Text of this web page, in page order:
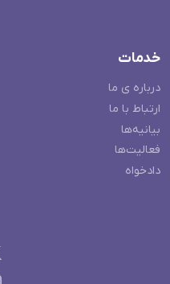
خدمات
درباره ی ما
ارتباط با ما
بیانیه‌ها
فعالیت‌ها
دادخواه